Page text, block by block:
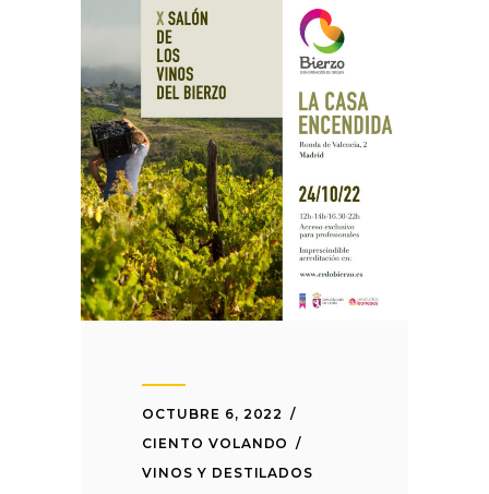
OCTUBRE 6, 2022
CIENTO VOLANDO
VINOS Y DESTILADOS